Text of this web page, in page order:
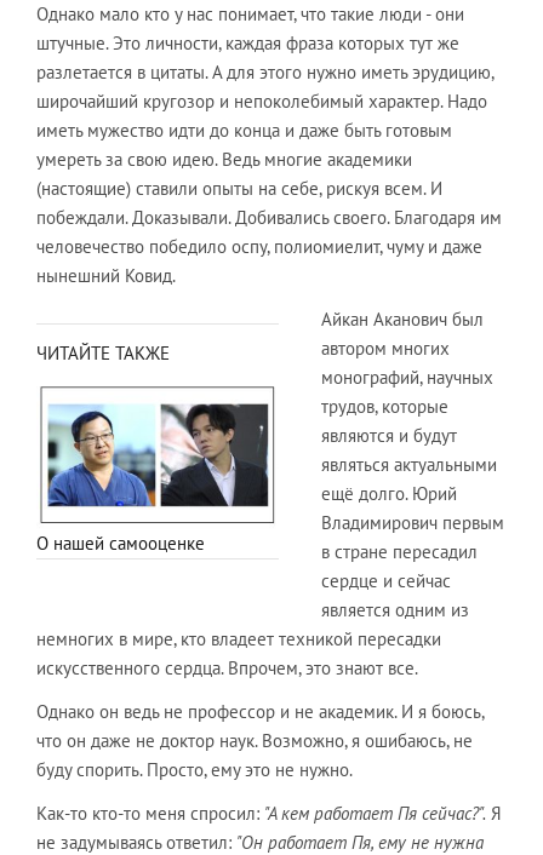
Однако мало кто у нас понимает, что такие люди - они
штучные. Это личности, каждая фраза которых тут же
разлетается в цитаты. А для этого нужно иметь эрудицию,
широчайший кругозор и непоколебимый характер. Надо
иметь мужество идти до конца и даже быть готовым
умереть за свою идею. Ведь многие академики
(настоящие) ставили опыты на себе, рискуя всем. И
побеждали. Доказывали. Добивались своего. Благодаря им
человечество победило оспу, полиомиелит, чуму и даже
нынешний Ковид.
ЧИТАЙТЕ ТАКЖЕ
О нашей самооценке
Айкан Аканович был
автором многих
монографий, научных
трудов, которые
являются и будут
являться актуальными
ещё долго. Юрий
Владимирович первым
в стране пересадил
сердце и сейчас
является одним из
немногих в мире, кто владеет техникой пересадки
искусственного сердца. Впрочем, это знают все.
Однако он ведь не профессор и не академик. И я боюсь,
что он даже не доктор наук. Возможно, я ошибаюсь, не
буду спорить. Просто, ему это не нужно.
Как-то кто-то меня спросил: "А кем работает Пя сейчас?". Я
не задумываясь ответил: "Он работает Пя, ему не нужна